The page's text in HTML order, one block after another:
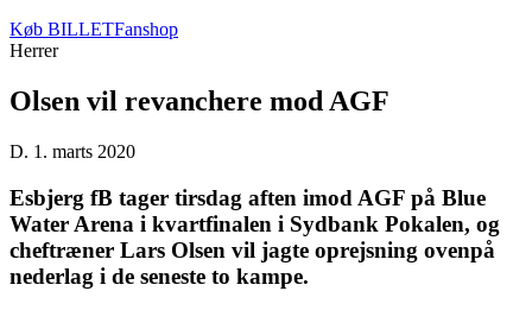
Køb BILLETFanshop
Herrer
Olsen vil revanchere mod AGF
D. 1. marts 2020
Esbjerg fB tager tirsdag aften imod AGF på Blue
Water Arena i kvartfinalen i Sydbank Pokalen, og
cheftræner Lars Olsen vil jagte oprejsning ovenpå
nederlag i de seneste to kampe.